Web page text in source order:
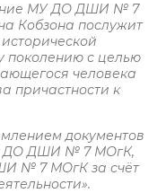
МУ ДО ДШИ № 7
Кобзона послужит
поколению с целью
человека
причастности к
документов
ДО ДШИ № 7 МОгК,
№ 7 МОгК за счёт